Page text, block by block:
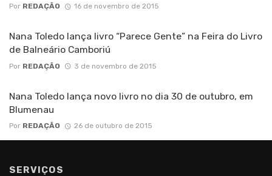
Por REDAÇÃO 16 de novembro de 2015
Nana Toledo lança livro “Parece Gente” na Feira do Livro
de Balneário Camboriú
Por REDAÇÃO 3 de novembro de 2015
Nana Toledo lança novo livro no dia 30 de outubro, em
Blumenau
Por REDAÇÃO 26 de outubro de 2015
SERVIÇOS